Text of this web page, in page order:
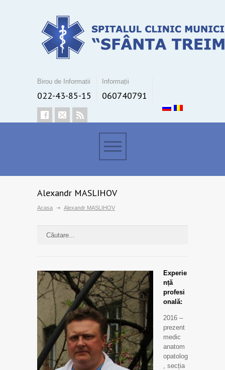
Birou de Informatii
022-43-85-15
Informații
060740791
Alexandr MASLIHOV
Acasa Alexandr MASLIHOV
Experie
nță
profesi
onală:
2016 –
prezent
medic
anatom
opatolog
, secția